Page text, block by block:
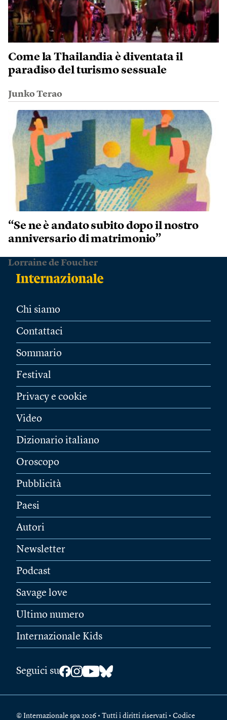
Come la Thailandia è diventata il
paradiso del turismo sessuale
Junko Terao
“Se ne è andato subito dopo il nostro
anniversario di matrimonio”
Lorraine de Foucher
Chi siamo
Contattaci
Sommario
Festival
Privacy e cookie
Video
Dizionario italiano
Oroscopo
Pubblicità
Paesi
Autori
Newsletter
Podcast
Savage love
Ultimo numero
Internazionale Kids
Seguici su
© Internazionale spa 2026 • Tutti i diritti riservati • Codice